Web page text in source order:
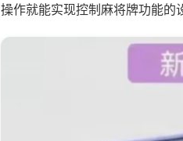
操作就能实现控制麻将牌功能的